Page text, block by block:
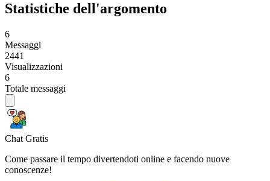
Statistiche dell'argomento
6
Messaggi
2441
Visualizzazioni
6
Totale messaggi
Chat Gratis
Come passare il tempo divertendoti online e facendo nuove
conoscenze!